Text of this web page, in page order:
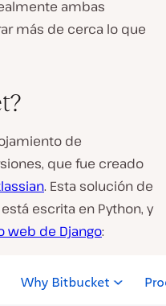
ambas
más de cerca lo que
de
que fue creado
. Esta solución de
escrita en Python, y
web de Django: